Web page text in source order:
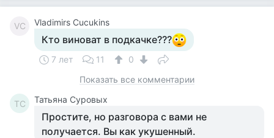
VC Vladimirs Cucukins
Кто виноват в подкачке???
7 лет 11
0
Показать все комментарии
ТС Татьяна Суровых
Простите, но разговора с вами не
получается. Вы как укушенный.